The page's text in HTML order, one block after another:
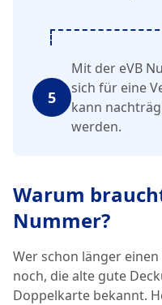
5
Mit der eVB
sich für eine
kann
werden.
Warum
Nummer?
Wer schon länger
noch, die alte gute
Doppelkarte bekannt.